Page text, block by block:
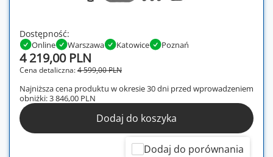
Dostępność:
Online Warszawa Katowice Poznań
Cena detaliczna:4 599,00 PLN
4 219,00 PLN
Najniższa cena produktu w okresie 30 dni przed wprowadzeniem
obniżki:3 846,00 PLN
Dodaj do koszyka
Dodaj do porównania